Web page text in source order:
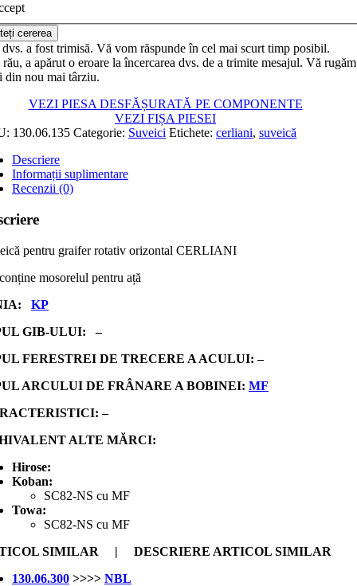
cererea
dvs. a fost trimisă. Vă vom răspunde în cel mai scurt timp posibil.
a apărut o eroare la încercarea dvs. de a trimite mesajul. Vă
din nou mai târziu.
VEZI PIESA DESFĂȘURATĂ PE COMPONENTE
VEZI FIȘA PIESEI
130.06.135 Categorie: Suveici Etichete: cerliani, suveică
Descriere
Informații suplimentare
Recenzii (0)
pentru graifer rotativ orizontal CERLIANI
mosorelul pentru ață
KP
GIB-ULUI: –
FERESTREI DE TRECERE A ACULUI: –
ARCULUI DE FRÂNARE A BOBINEI: MF
–
ALTE MĂRCI:
Hirose:
Koban:
SC82-NS cu MF
Towa:
SC82-NS cu MF
SIMILAR | DESCRIERE ARTICOL SIMILAR
130.06.300 >>>> NBL